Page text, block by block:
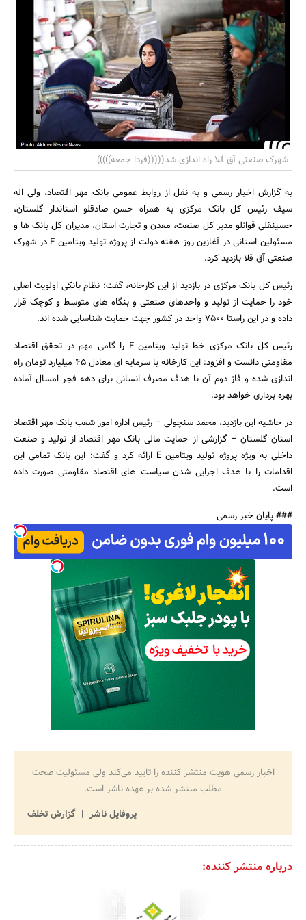
بانک، بیمه و سرمایه
مسکن و ساختمان
جستجو
شهرک صنعتی آق قلا راه اندازی شد(((((فردا جمعه)))))
به گزارش اخبار رسمی و به نقل از روابط عمومی بانک مهر اقتصاد، ولی اله
سیف رئیس کل بانک مرکزی به همراه حسن صادقلو استاندار گلستان،
حسینقلی قوانلو مدیر کل صنعت، معدن و تجارت استان، مدیران کل بانک ها و
مسئولین استانی در آغازین روز هفته دولت از پروژه تولید ویتامین E در شهرک
صنعتی آق قلا بازدید کرد.
رئیس کل بانک مرکزی در بازدید از این کارخانه، گفت: نظام بانکی اولویت اصلی
خود را حمایت از تولید و واحدهای صنعتی و بنگاه های متوسط و کوچک قرار
داده و در این راستا 7500 واحد در کشور جهت حمایت شناسایی شده اند.
رئیس کل بانک مرکزی خط تولید ویتامین E را گامی مهم در تحقق اقتصاد
مقاومتی دانست و افزود: این کارخانه با سرمایه ای معادل 45 میلیارد تومان راه
اندازی شده و فاز دوم آن با هدف مصرف انسانی برای دهه فجر امسال آماده
بهره برداری خواهد بود.
در حاشیه این بازدید، محمد سنچولی – رئیس اداره امور شعب بانک مهر اقتصاد
استان گلستان – گزارشی از حمایت مالی بانک مهر اقتصاد از تولید و صنعت
داخلی به ویژه پروژه تولید ویتامین E ارائه کرد و گفت: این بانک تمامی این
اقدامات را با هدف اجرایی شدن سیاست های اقتصاد مقاومتی صورت داده
است.
### پایان خبر رسمی
اخبار رسمی هویت منتشر کننده را تایید می‌کند ولی مسئولیت صحت
مطلب منتشر شده بر عهده ناشر است.
پروفایل ناشر
گزارش تخلف
درباره منتشر کننده: